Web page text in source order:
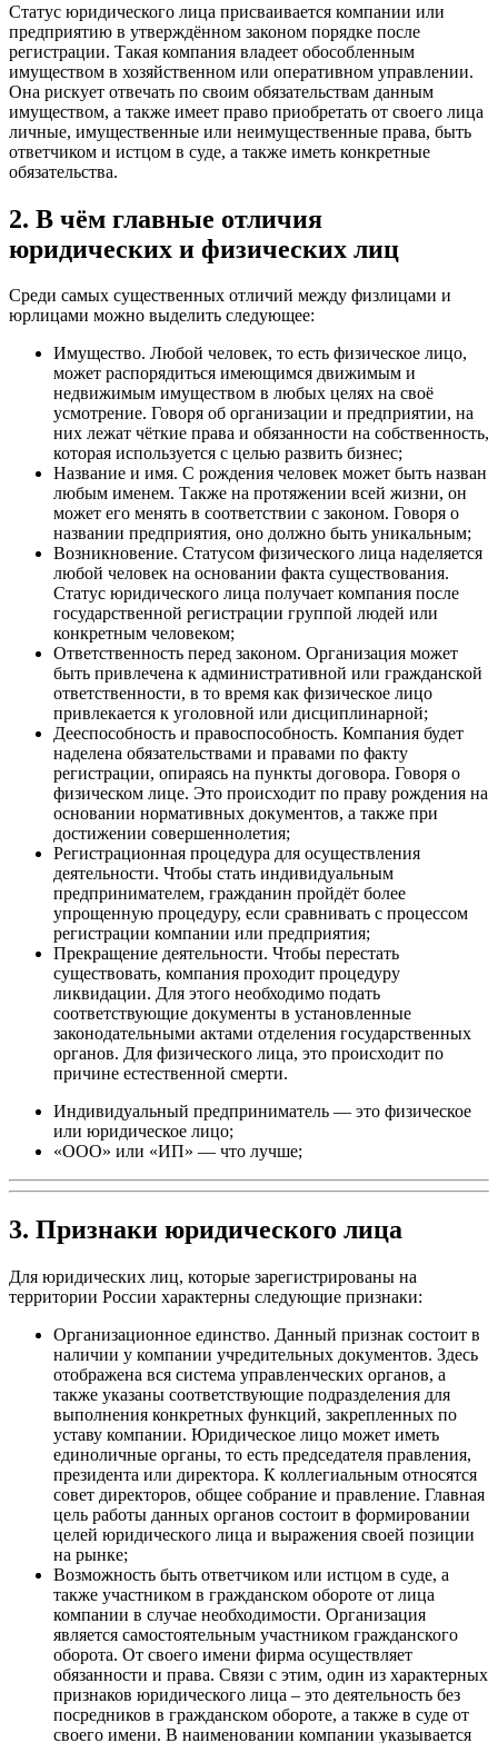
Статус юридического лица присваивается компании или
предприятию в утверждённом законом порядке после
регистрации. Такая компания владеет обособленным
имуществом в хозяйственном или оперативном управлении.
Она рискует отвечать по своим обязательствам данным
имуществом, а также имеет право приобретать от своего лица
личные, имущественные или неимущественные права, быть
ответчиком и истцом в суде, а также иметь конкретные
обязательства.
2. В чём главные отличия
юридических и физических лиц
Среди самых существенных отличий между физлицами и
юрлицами можно выделить следующее:
Имущество. Любой человек, то есть физическое лицо,
может распорядиться имеющимся движимым и
недвижимым имуществом в любых целях на своё
усмотрение. Говоря об организации и предприятии, на
них лежат чёткие права и обязанности на собственность,
которая используется с целью развить бизнес;
Название и имя. С рождения человек может быть назван
любым именем. Также на протяжении всей жизни, он
может его менять в соответствии с законом. Говоря о
названии предприятия, оно должно быть уникальным;
Возникновение. Статусом физического лица наделяется
любой человек на основании факта существования.
Статус юридического лица получает компания после
государственной регистрации группой людей или
конкретным человеком;
Ответственность перед законом. Организация может
быть привлечена к административной или гражданской
ответственности, в то время как физическое лицо
привлекается к уголовной или дисциплинарной;
Дееспособность и правоспособность. Компания будет
наделена обязательствами и правами по факту
регистрации, опираясь на пункты договора. Говоря о
физическом лице. Это происходит по праву рождения на
основании нормативных документов, а также при
достижении совершеннолетия;
Регистрационная процедура для осуществления
деятельности. Чтобы стать индивидуальным
предпринимателем, гражданин пройдёт более
упрощенную процедуру, если сравнивать с процессом
регистрации компании или предприятия;
Прекращение деятельности. Чтобы перестать
существовать, компания проходит процедуру
ликвидации. Для этого необходимо подать
соответствующие документы в установленные
законодательными актами отделения государственных
органов. Для физического лица, это происходит по
причине естественной смерти.
Индивидуальный предприниматель — это физическое
или юридическое лицо;
«ООО» или «ИП» — что лучше;
3. Признаки юридического лица
Для юридических лиц, которые зарегистрированы на
территории России характерны следующие признаки:
Организационное единство. Данный признак состоит в
наличии у компании учредительных документов. Здесь
отображена вся система управленческих органов, а
также указаны соответствующие подразделения для
выполнения конкретных функций, закрепленных по
уставу компании. Юридическое лицо может иметь
единоличные органы, то есть председателя правления,
президента или директора. К коллегиальным относятся
совет директоров, общее собрание и правление. Главная
цель работы данных органов состоит в формировании
целей юридического лица и выражения своей позиции
на рынке;
Возможность быть ответчиком или истцом в суде, а
также участником в гражданском обороте от лица
компании в случае необходимости. Организация
является самостоятельным участником гражданского
оборота. От своего имени фирма осуществляет
обязанности и права. Связи с этим, один из характерных
признаков юридического лица – это деятельность без
посредников в гражданском обороте, а также в суде от
своего имени. В наименовании компании указывается